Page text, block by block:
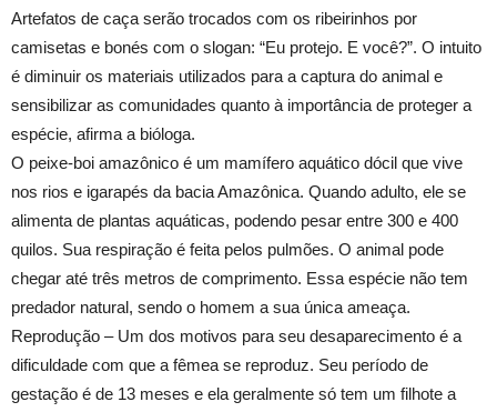
Artefatos de caça serão trocados com os ribeirinhos por
camisetas e bonés com o slogan: “Eu protejo. E você?”. O intuito
é diminuir os materiais utilizados para a captura do animal e
sensibilizar as comunidades quanto à importância de proteger a
espécie, afirma a bióloga.
O peixe-boi amazônico é um mamífero aquático dócil que vive
nos rios e igarapés da bacia Amazônica. Quando adulto, ele se
alimenta de plantas aquáticas, podendo pesar entre 300 e 400
quilos. Sua respiração é feita pelos pulmões. O animal pode
chegar até três metros de comprimento. Essa espécie não tem
predador natural, sendo o homem a sua única ameaça.
Reprodução – Um dos motivos para seu desaparecimento é a
dificuldade com que a fêmea se reproduz. Seu período de
gestação é de 13 meses e ela geralmente só tem um filhote a